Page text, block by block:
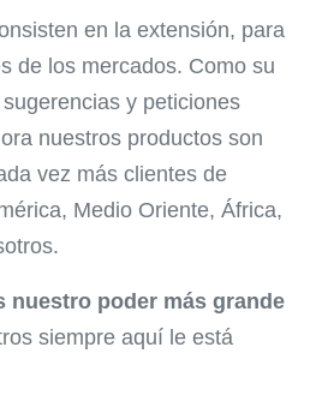
en la extensión, para
de los mercados. Como su
y peticiones
nuestros productos son
vez más clientes de
Medio Oriente, África,
nuestro poder más grande
siempre aquí le está